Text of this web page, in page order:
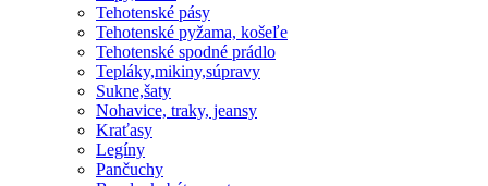
Tehotenské pásy
Tehotenské pyžama, košeľe
Tehotenské spodné prádlo
Tepláky,mikiny,súpravy
Sukne,šaty
Nohavice, traky, jeansy
Kraťasy
Legíny
Pančuchy